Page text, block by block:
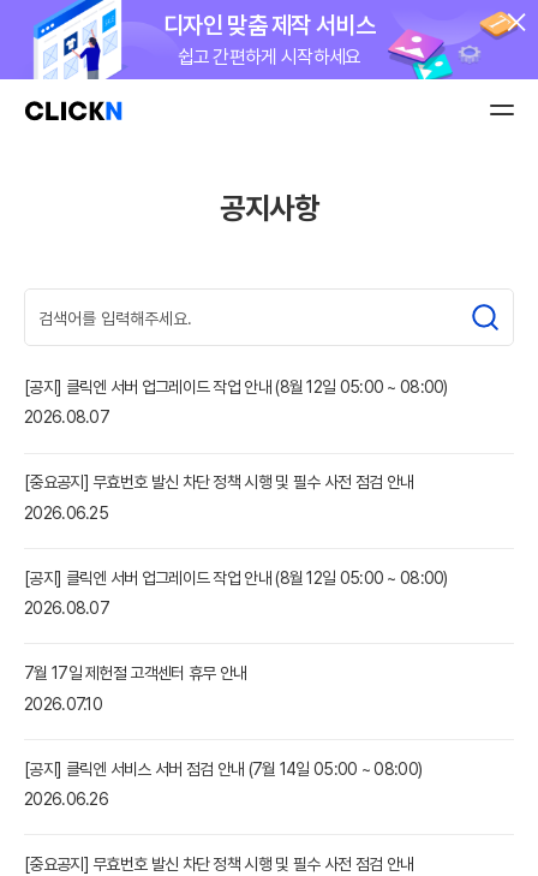
디자인 맞춤 제작 서비스
쉽고 간편하게 시작하세요
카드 등록 한 번이면 OK
간편한 거래명세서 관리
모두의거래
shop 도메인무료!
1.0% 수수료 쇼핑몰 바로 오픈
공지사항
[공지] 클릭엔 서버 업그레이드 작업 안내 (8월 12일 05:00 ~ 08:00)
2026.08.07
[중요공지] 무효번호 발신 차단 정책 시행 및 필수 사전 점검 안내
2026.06.25
[공지] 클릭엔 서버 업그레이드 작업 안내 (8월 12일 05:00 ~ 08:00)
2026.08.07
7월 17일 제헌절 고객센터 휴무 안내
2026.07.10
[공지] 클릭엔 서비스 서버 점검 안내 (7월 14일 05:00 ~ 08:00)
2026.06.26
[중요공지] 무효번호 발신 차단 정책 시행 및 필수 사전 점검 안내